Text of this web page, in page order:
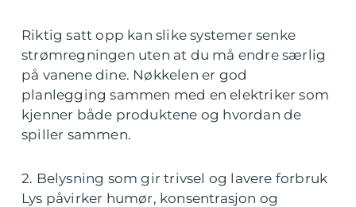
Riktig satt opp kan slike systemer senke
strømregningen uten at du må endre særlig
på vanene dine. Nøkkelen er god
planlegging sammen med en elektriker som
kjenner både produktene og hvordan de
spiller sammen.
2. Belysning som gir trivsel og lavere forbruk
Lys påvirker humør, konsentrasjon og